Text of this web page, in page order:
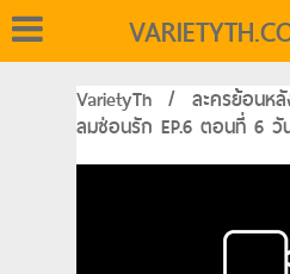
VarietyTh / ละครย้อนห
ลมซ่อนรัก EP.6 ตอนที่ 6 วั